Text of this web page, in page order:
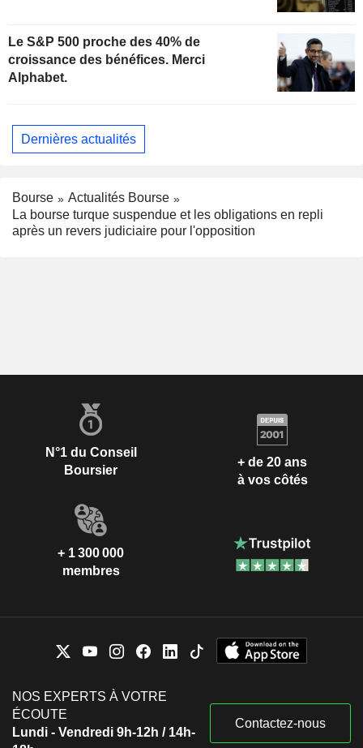
Le S&P 500 proche des 40% de
croissance des bénéfices. Merci
Alphabet.
Dernières actualités
Bourse
Actualités Bourse
La bourse turque suspendue et les obligations en repli
après un revers judiciaire pour l'opposition
N°1 du Conseil
Boursier
+ de 20 ans
à vos côtés
+ 1 300 000
membres
NOS EXPERTS À VOTRE
ÉCOUTE
Lundi - Vendredi 9h-12h / 14h-
Contactez-nous